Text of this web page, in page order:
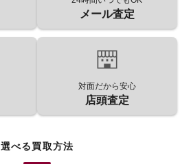
メール査定
対面だから安心
店頭査定
選べる買取方法